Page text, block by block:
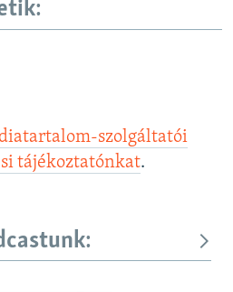
szolgáltatói
tájékoztatónkat.